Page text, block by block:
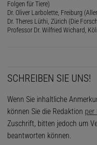
Folgen für Tiere)
Dr. Oliver Larbolette, Freiburg
Dr. Theres Lüthi, Zürich (Die
Professor Dr. Wilfried Wichard,
SCHREIBEN SIE UNS!
Wenn Sie inhaltliche
können Sie die Redaktion per
Zuschrift, bitten jedoch um
beantworten können.